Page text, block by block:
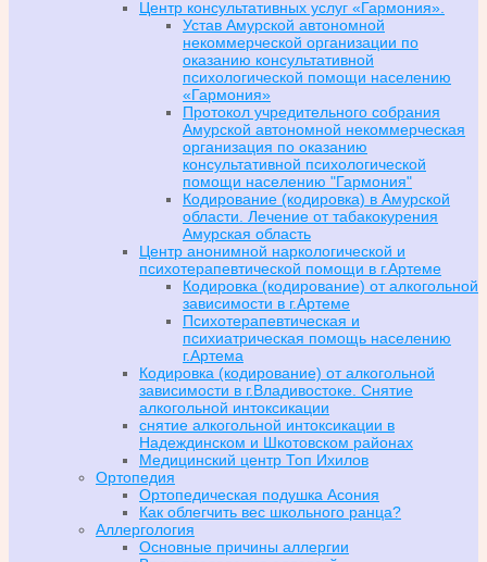
Центр консультативных услуг «Гармония».
Устав Амурской автономной
некоммерческой организации по
оказанию консультативной
психологической помощи населению
«Гармония»
Протокол учредительного собрания
Амурской автономной некоммерческая
организация по оказанию
консультативной психологической
помощи населению "Гармония"
Кодирование (кодировка) в Амурской
области. Лечение от табакокурения
Амурская область
Центр анонимной наркологической и
психотерапевтической помощи в г.Артеме
Кодировка (кодирование) от алкогольной
зависимости в г.Артеме
Психотерапевтическая и
психиатрическая помощь населению
г.Артема
Кодировка (кодирование) от алкогольной
зависимости в г.Владивостоке. Снятие
алкогольной интоксикации
снятие алкогольной интоксикации в
Надеждинском и Шкотовском районах
Медицинский центр Топ Ихилов
Ортопедия
Ортопедическая подушка Асония
Как облегчить вес школьного ранца?
Аллергология
Основные причины аллергии